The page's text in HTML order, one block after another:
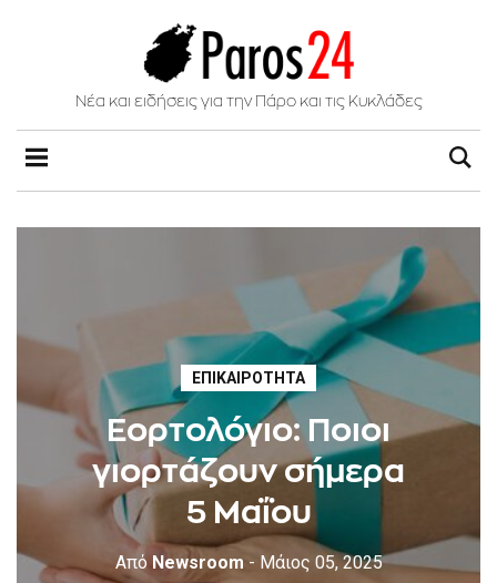
Νέα και ειδήσεις για την Πάρο και τις Κυκλάδες
ΕΠΙΚΑΙΡΌΤΗΤΑ
Εορτολόγιο: Ποιοι
γιορτάζουν σήμερα
5 Μαΐου
ΑπόNewsroom - Μάιος 05, 2025